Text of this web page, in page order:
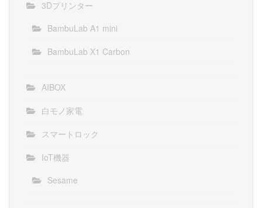
3Dプリンター
BambuLab A1 mini
BambuLab X1 Carbon
AIBOX
白モノ家電
スマートロック
IoT機器
Sesame